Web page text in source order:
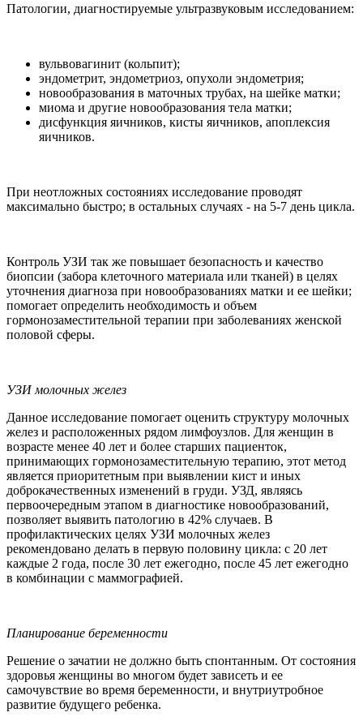
Патологии, диагностируемые ультразвуковым исследованием:
вульвовагинит (кольпит);
эндометрит, эндометриоз, опухоли эндометрия;
новообразования в маточных трубах, на шейке матки;
миома и другие новообразования тела матки;
дисфункция яичников, кисты яичников, апоплексия
яичников.
При неотложных состояниях исследование проводят
максимально быстро; в остальных случаях - на 5-7 день цикла.
Контроль УЗИ так же повышает безопасность и качество
биопсии (забора клеточного материала или тканей) в целях
уточнения диагноза при новообразованиях матки и ее шейки;
помогает определить необходимость и объем
гормонозаместительной терапии при заболеваниях женской
половой сферы.
УЗИ молочных желез
Данное исследование помогает оценить структуру молочных
желез и расположенных рядом лимфоузлов. Для женщин в
возрасте менее 40 лет и более старших пациенток,
принимающих гормонозаместительную терапию, этот метод
является приоритетным при выявлении кист и иных
доброкачественных изменений в груди. УЗД, являясь
первоочередным этапом в диагностике новообразований,
позволяет выявить патологию в 42% случаев. В
профилактических целях УЗИ молочных желез
рекомендовано делать в первую половину цикла: с 20 лет
каждые 2 года, после 30 лет ежегодно, после 45 лет ежегодно
в комбинации с маммографией.
Планирование беременности
Решение о зачатии не должно быть спонтанным. От состояния
здоровья женщины во многом будет зависеть и ее
самочувствие во время беременности, и внутриутробное
развитие будущего ребенка.